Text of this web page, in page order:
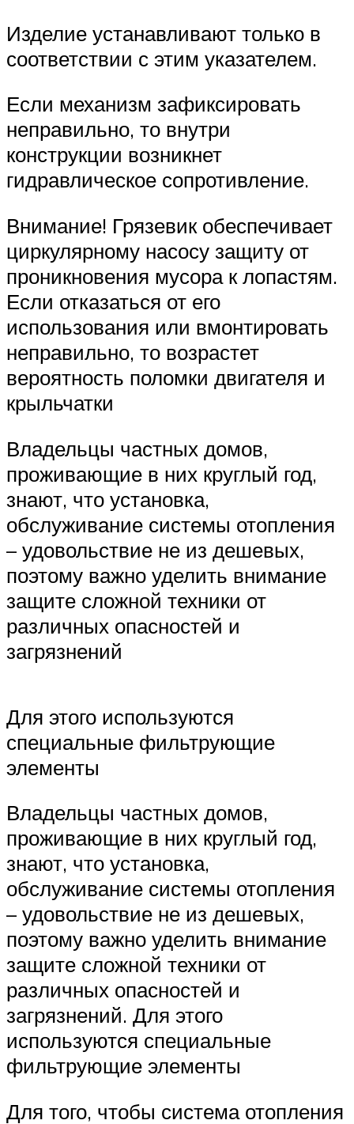
Изделие устанавливают только в
соответствии с этим указателем.
Если механизм зафиксировать
неправильно, то внутри
конструкции возникнет
гидравлическое сопротивление.
Внимание! Грязевик обеспечивает
циркулярному насосу защиту от
проникновения мусора к лопастям.
Если отказаться от его
использования или вмонтировать
неправильно, то возрастет
вероятность поломки двигателя и
крыльчатки
Владельцы частных домов,
проживающие в них круглый год,
знают, что установка,
обслуживание системы отопления
– удовольствие не из дешевых,
поэтому важно уделить внимание
защите сложной техники от
различных опасностей и
загрязнений
Для этого используются
специальные фильтрующие
элементы
Владельцы частных домов,
проживающие в них круглый год,
знают, что установка,
обслуживание системы отопления
– удовольствие не из дешевых,
поэтому важно уделить внимание
защите сложной техники от
различных опасностей и
загрязнений. Для этого
используются специальные
фильтрующие элементы
Для того, чтобы система отопления